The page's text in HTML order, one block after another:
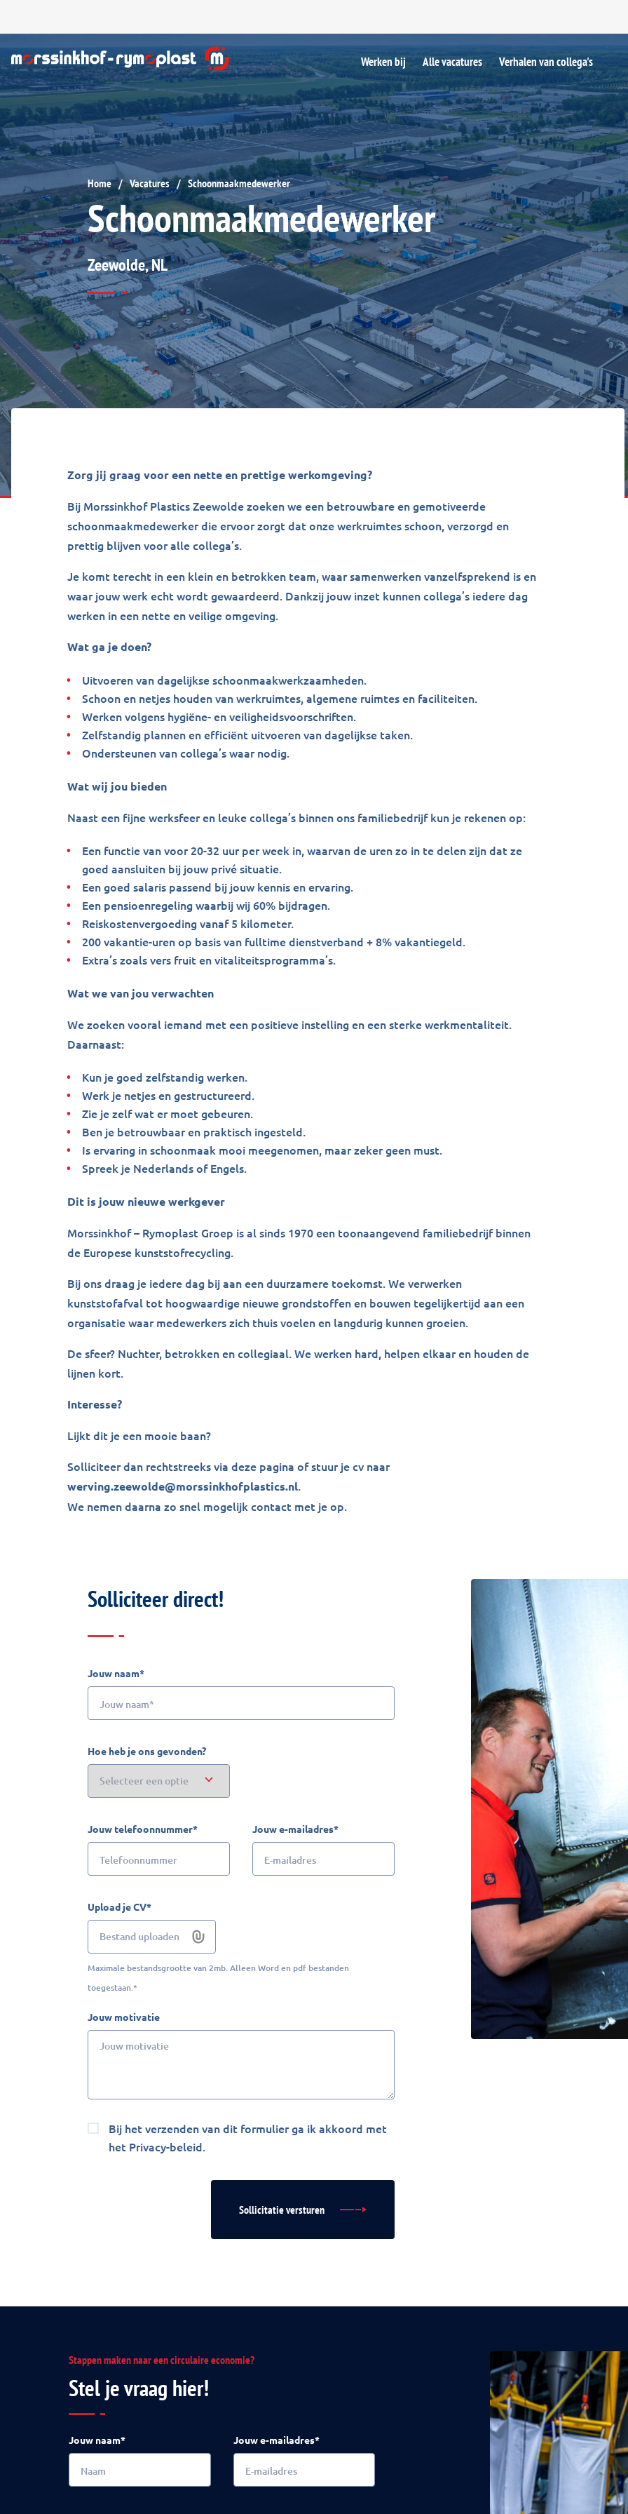
Werken bij Alle vacatures Verhalen van collega's
Home / Vacatures / Schoonmaakmedewerker
Schoonmaakmedewerker
Zeewolde, NL
Zorg jij graag voor een nette en prettige werkomgeving?
Bij Morssinkhof Plastics Zeewolde zoeken we een betrouwbare en gemotiveerde
schoonmaakmedewerker die ervoor zorgt dat onze werkruimtes schoon, verzorgd en
prettig blijven voor alle collega’s.
Je komt terecht in een klein en betrokken team, waar samenwerken vanzelfsprekend is en
waar jouw werk echt wordt gewaardeerd. Dankzij jouw inzet kunnen collega’s iedere dag
werken in een nette en veilige omgeving.
Wat ga je doen?
Uitvoeren van dagelijkse schoonmaakwerkzaamheden.
Schoon en netjes houden van werkruimtes, algemene ruimtes en faciliteiten.
Werken volgens hygiëne- en veiligheidsvoorschriften.
Zelfstandig plannen en efficiënt uitvoeren van dagelijkse taken.
Ondersteunen van collega’s waar nodig.
Wat wij jou bieden
Naast een fijne werksfeer en leuke collega’s binnen ons familiebedrijf kun je rekenen op:
Een functie van voor 20-32 uur per week in, waarvan de uren zo in te delen zijn dat ze
goed aansluiten bij jouw privé situatie.
Een goed salaris passend bij jouw kennis en ervaring.
Een pensioenregeling waarbij wij 60% bijdragen.
Reiskostenvergoeding vanaf 5 kilometer.
200 vakantie-uren op basis van fulltime dienstverband + 8% vakantiegeld.
Extra’s zoals vers fruit en vitaliteitsprogramma’s.
Wat we van jou verwachten
We zoeken vooral iemand met een positieve instelling en een sterke werkmentaliteit.
Daarnaast:
Kun je goed zelfstandig werken.
Werk je netjes en gestructureerd.
Zie je zelf wat er moet gebeuren.
Ben je betrouwbaar en praktisch ingesteld.
Is ervaring in schoonmaak mooi meegenomen, maar zeker geen must.
Spreek je Nederlands of Engels.
Dit is jouw nieuwe werkgever
Morssinkhof – Rymoplast Groep is al sinds 1970 een toonaangevend familiebedrijf binnen
de Europese kunststofrecycling.
Bij ons draag je iedere dag bij aan een duurzamere toekomst. We verwerken
kunststofafval tot hoogwaardige nieuwe grondstoffen en bouwen tegelijkertijd aan een
organisatie waar medewerkers zich thuis voelen en langdurig kunnen groeien.
De sfeer? Nuchter, betrokken en collegiaal. We werken hard, helpen elkaar en houden de
lijnen kort.
Interesse?
Lijkt dit je een mooie baan?
Solliciteer dan rechtstreeks via deze pagina of stuur je cv naar
werving.zeewolde@morssinkhofplastics.nl.
We nemen daarna zo snel mogelijk contact met je op.
Solliciteer direct!
Jouw naam*
Hoe heb je ons gevonden?
Jouw telefoonnummer* Jouw e-mailadres*
Upload je CV*
Bestand uploaden
Maximale bestandsgrootte van 2mb. Alleen Word en pdf bestanden
toegestaan.*
Jouw motivatie
Bij het verzenden van dit formulier ga ik akkoord met
het Privacy-beleid.
Sollicitatie versturen
Stappen maken naar een circulaire economie?
Stel je vraag hier!
Jouw naam* Jouw e-mailadres*